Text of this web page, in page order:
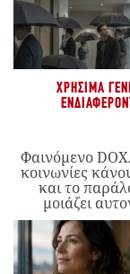
ΧΡΉΣΙΜΑ
Φαινόμενο
κοινωνίες
και το
μοιάζει